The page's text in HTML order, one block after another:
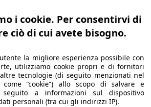
i cookie. Per consentirvi di
ciò di cui avete bisogno.
la migliore esperienza possibile con
utilizziamo cookie propri e di fornitori
tecnologie (di seguito menzionati nel
“cookie”) allo scopo di salvare e
a informazioni sul dispositivo
personali (tra cui gli indirizzi IP).